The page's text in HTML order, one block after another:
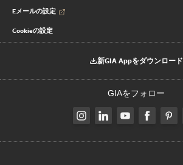
Eメールの設定
Cookieの設定
新GIA Appをダウンロード
GIAをフォロー